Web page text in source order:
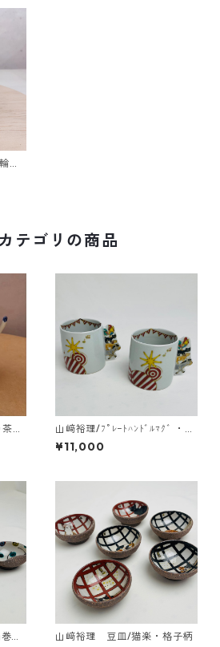
挿
テゴリの商品
香
山﨑裕理/ﾌﾟﾚｰﾄﾊﾝﾄﾞﾙﾏｸﾞ ・ﾌﾞ
ﾚｰﾒﾝの音楽隊
¥11,000
き
山﨑裕理 豆皿/猫楽・格子柄